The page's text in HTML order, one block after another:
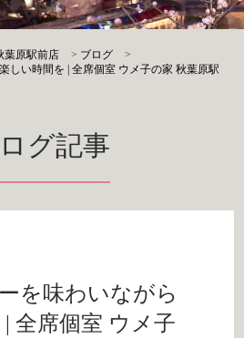
葉原駅前店 > ブログ
>
しい時間を | 全席個室 ウメ子の家 秋葉原駅
グ記事
を味わいながら
全席個室 ウメ子